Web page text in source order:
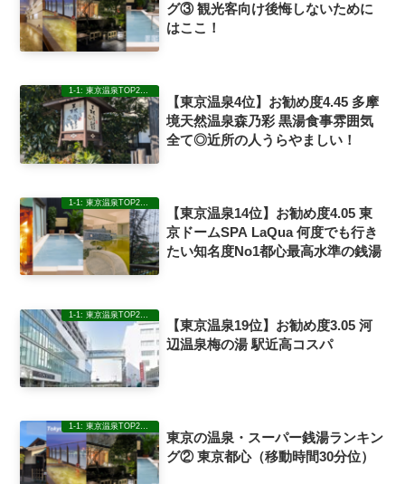
グ③ 観光客向け後悔しないために
はここ！
1-1: 東京温泉TOP20ランキングレビュー
【東京温泉4位】お勧め度4.45 多摩
境天然温泉森乃彩 黒湯食事雰囲気
全て◎近所の人うらやましい！
【東京温泉14位】お勧め度4.05 東
京ドームSPA LaQua 何度でも行き
たい知名度No1都心最高水準の銭湯
【東京温泉19位】お勧め度3.05 河
辺温泉梅の湯 駅近高コスパ
1-1: 東京温泉TOP20ランキングレビュー
東京の温泉・スーパー銭湯ランキン
グ② 東京都心（移動時間30分位）